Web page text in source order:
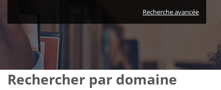
Recherche avancée
Rechercher par domaine